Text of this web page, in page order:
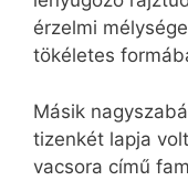
érzelmi
tökéletes
Másik
tizenkét lapja
vacsora című